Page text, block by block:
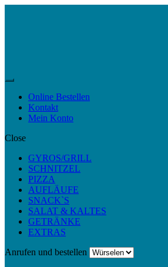
Menu
Online Bestellen
Kontakt
Mein Konto
Close
GYROS/GRILL
SCHNITZEL
PIZZA
AUFLÄUFE
SNACK`S
SALAT & KALTES
GETRÄNKE
EXTRAS
Anrufen und bestellen